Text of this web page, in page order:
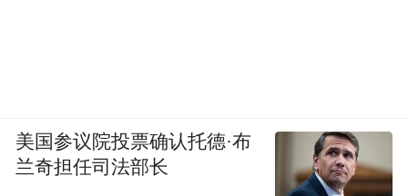
美国参议院投票确认托德·布
兰奇担任司法部长